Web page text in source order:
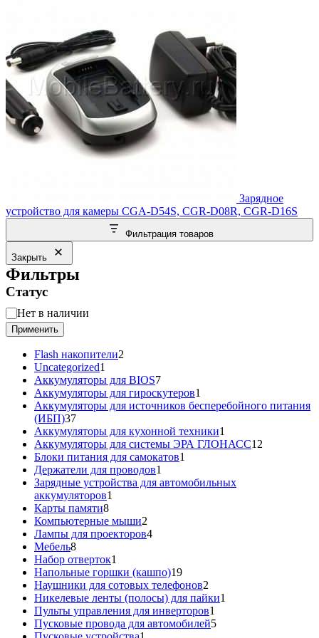
Зарядное
устройство для камеры CGA-D54S, CGR-D08R, CGR-D16S
Фильтрация товаров
Закрыть
Фильтры
Статус
Статус
Нет в наличии
Применить
Flash накопители2
Uncategorized1
товар
Аккумуляторы для BIOS77
товаров
Аккумуляторы для гироскутеров1
товар
Аккумуляторы для источников бесперебойного питания
(ИБП)3737
товаров
Аккумуляторы для кухонной техники1
товар
Аккумуляторы для системы ЭРА ГЛОНАСС12
Блоки питания для самокатов1
Держатели для проводов1
товар
Зарядные устройства для автомобильных
аккумуляторов1
Карты памяти88
товаров
Компьютерные мыши2
товара
Лампы для проекторов44
Мебель88
товаров
Набор отверток1
товар
Напольные горшки (кашпо)1919
товаров
Наушники для сотовых телефонов2
товара
Никелевые ленты (полосы) для пайки1
Пульты управления для инверторов1
товар
Пусковые провода для автомобилей55